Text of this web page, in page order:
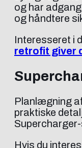
og har
og håndtere
Interesseret i
retrofit giver
Planlægning
praktiske
Hvis du